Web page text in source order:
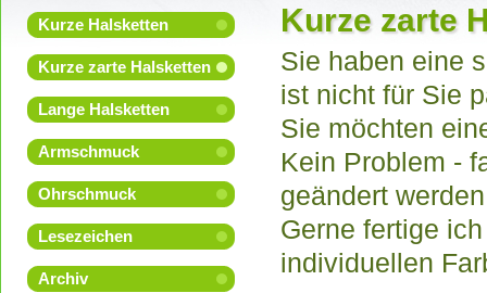
Kurze Halsketten
Kurze zarte Halsketten
Lange Halsketten
Armschmuck
Ohrschmuck
Lesezeichen
Archiv
Kurze zarte
Sie haben eine
ist nicht für Sie
Sie möchten
Kein Problem -
geändert
Gerne fertige
individuellen